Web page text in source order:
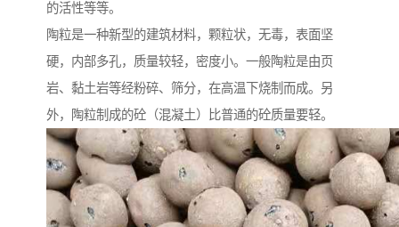
的活性等等。
陶粒是一种新型的建筑材料，颗粒状，无毒，表面坚
硬，内部多孔，质量较轻，密度小。一般陶粒是由页
岩、黏土岩等经粉碎、筛分，在高温下烧制而成。另
外，陶粒制成的砼（混凝土）比普通的砼质量要轻。